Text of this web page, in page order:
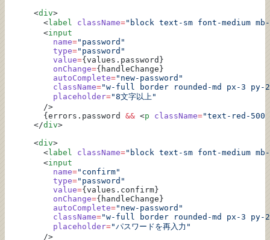
      <
div>
        <
label className="block text-sm font-medium
        <
input
          name
="password"
          type
="password"
          value
={values.password}
          onChange
={handleChange}
          autoComplete
="new-password"
          className
="w-full border rounded-md px-3
          placeholder
="8文字以上"
        />
        {errors.password
&& <p className="text-red-500
      </
div>
      <
div>
        <
label className="block text-sm font-medium
        <
input
          name
="confirm"
          type
="password"
          value
={values.confirm}
          onChange
={handleChange}
          autoComplete
="new-password"
          className
="w-full border rounded-md px-3
          placeholder
="パスワードを再入力"
        />